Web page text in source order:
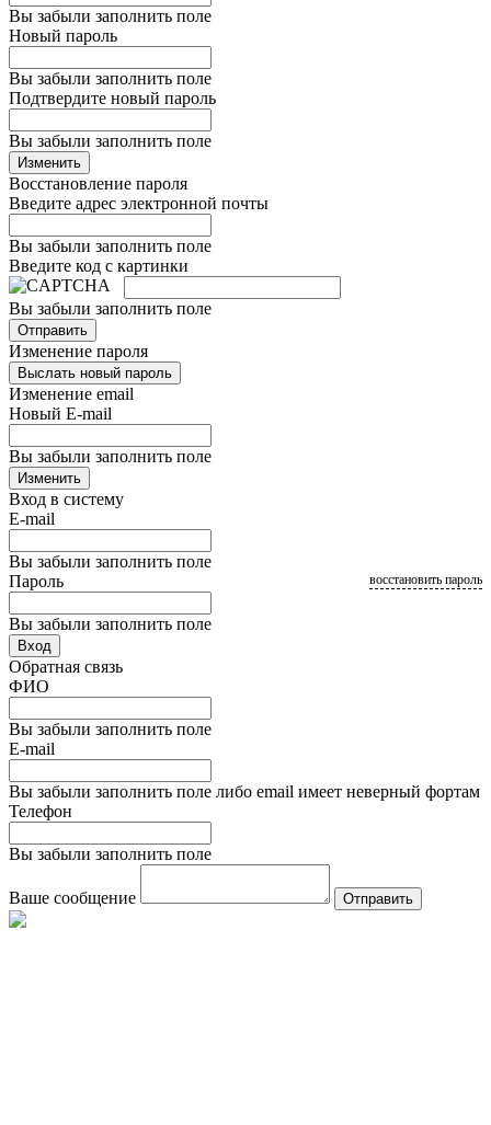
Вы забыли заполнить поле
Новый пароль
Вы забыли заполнить поле
Подтвердите новый пароль
Вы забыли заполнить поле
Изменить
Восстановление пароля
Введите адрес электронной почты
Вы забыли заполнить поле
Введите код с картинки
Вы забыли заполнить поле
Отправить
Изменение пароля
Выслать новый пароль
Изменение email
Новый E-mail
Вы забыли заполнить поле
Изменить
Вход в систему
E-mail
Вы забыли заполнить поле
Пароль
Вы забыли заполнить поле
восстановить пароль
Вход
Обратная связь
ФИО
Вы забыли заполнить поле
E-mail
Вы забыли заполнить поле либо email имеет неверный фортам
Телефон
Вы забыли заполнить поле
Ваше сообщение Отправить